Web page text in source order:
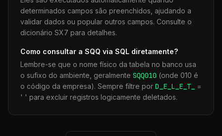
determinados campos são preenchidos, ajudando a
validar dados ou popular outros campos. Consulte o
dicionário SX7 para detalhes.
Como consultar a SQQ via SQL diretamente?
Lembre-se que o nome físico da tabela no banco usa
o sufixo do ambiente, geralmente SQQ010 (onde 010 é
o código da empresa). Sempre filtre por D_E_L_E_T_
=
' ' para excluir registros logicamente deletados.